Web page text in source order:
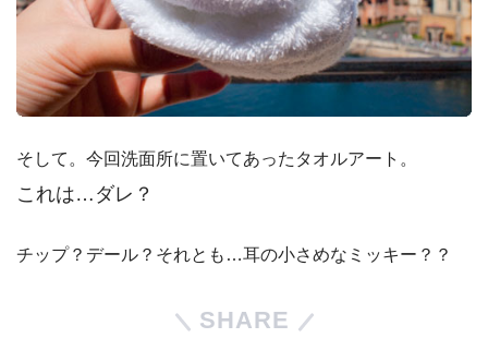
そして。今回洗面所に置いてあったタオルアート。
これは…ダレ？
チップ？デール？それとも…耳の小さめなミッキー？？
SHARE